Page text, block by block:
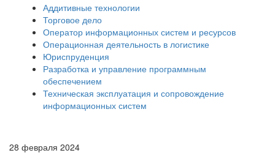
Аддитивные технологии
Торговое дело
Оператор информационных систем и ресурсов
Операционная деятельность в логистике
Юриспруденция
Разработка и управление программным
обеспечением
Техническая эксплуатация и сопровождение
информационных систем
28 февраля 2024